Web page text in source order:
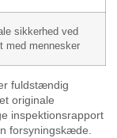
sikkerhed ved
med mennesker
fuldstændig
originale
inspektionsrapport
forsyningskæde.